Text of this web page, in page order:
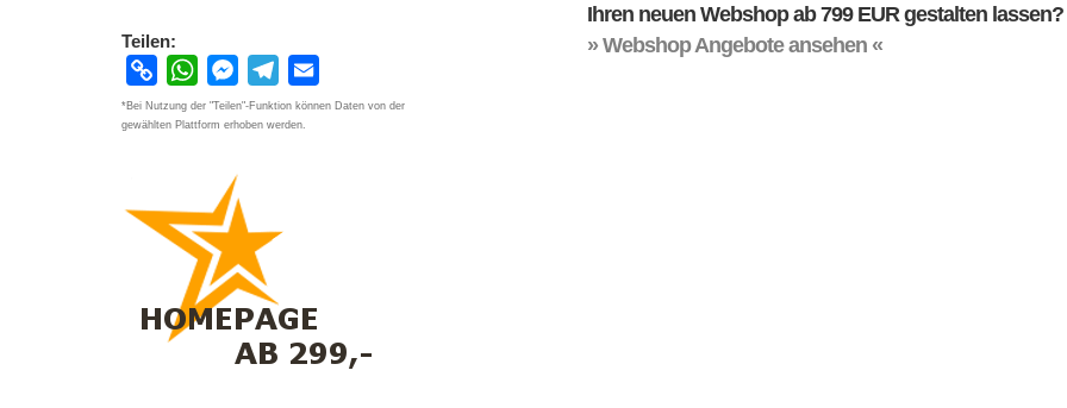
Teilen:
Copy
Link
WhatsAppMessenger
Telegram
*Bei Nutzung der "Teilen"-Funktion können Daten von der
gewählten Plattform erhoben werden.
Ihren neuen Webshop ab 799 EUR gestalten lassen?
» Webshop Angebote ansehen «